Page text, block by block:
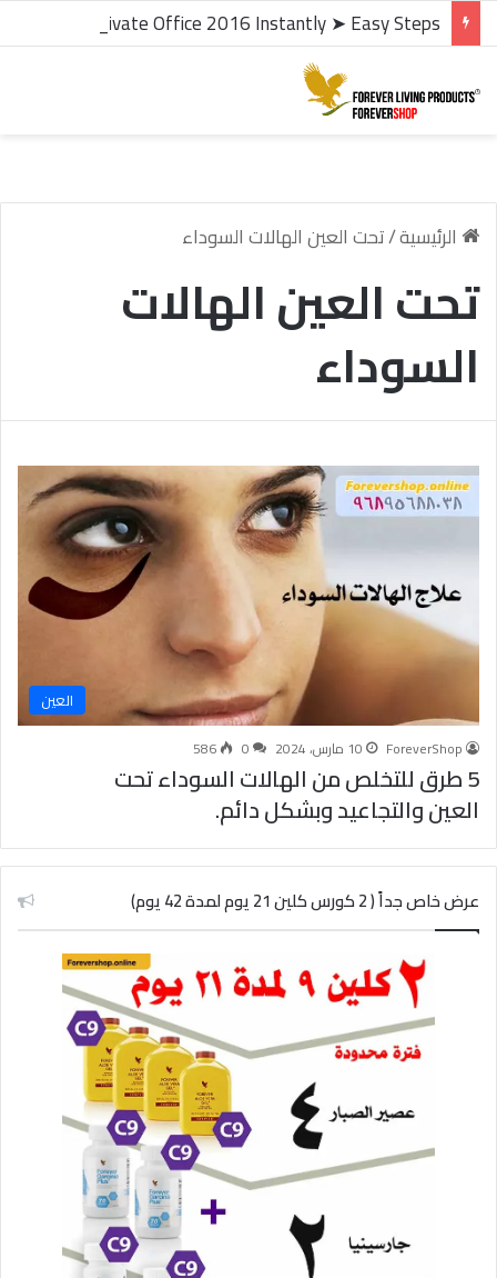
الرئيسية/تحت العين الهالات السوداء
تحت العين الهالات
السوداء
العين
ForeverShop 10 مارس، 2024 0
586
5 طرق للتخلص من الهالات السوداء تحت
العين والتجاعيد وبشكل دائم.
عرض خاص جداً ( 2 كورس كلين 21 يوم لمدة 42 يوم)